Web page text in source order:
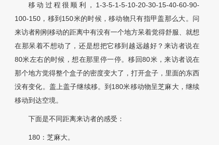
移动过程很顺利，1-3-5-1-5-10-20-30-15-40-60-90-
100-150，移到150米的时候，移动物只有指甲盖那么大。问
来访者刚刚移动的距离中有没有一个地方呆着觉得舒服、就想
在那呆着不想动了，还是想把它移到越远越好？来访者说在
80米左右的时候，想在那里停一停。移回80米，来访者说在
那个地方觉得整个盒子的密度变大了，打开盒子，里面的东西
没有变化。盖上盖子继续移。到180米移动物呈芝麻大，继续
移动到达空境。
下面是不同距离来访者的感受：
180：芝麻大。